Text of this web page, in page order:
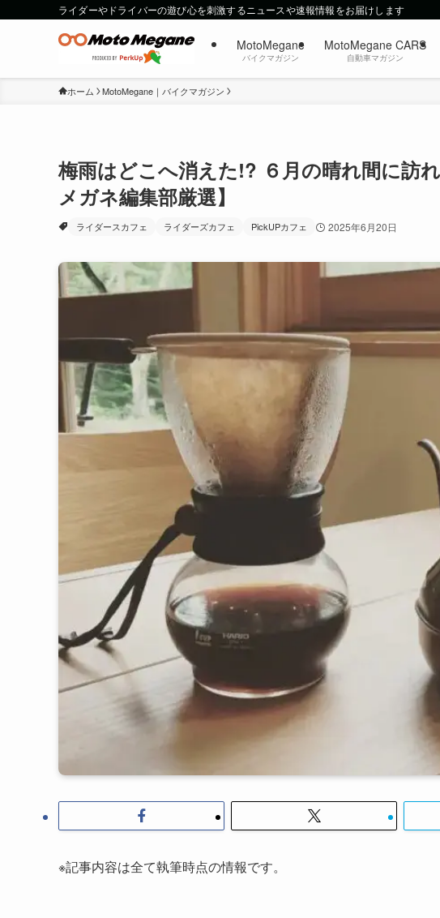
ライダーやドライバーの遊び心を刺激するニュースや速報情報をお届けします
MotoMegane
バイクマガジン
MotoMegane CARS
自動車マガジン
ホーム MotoMegane｜バイクマガジン
梅雨はどこへ消えた!? ６月の晴れ間に訪
メガネ編集部厳選】
ライダースカフェ ライダーズカフェ PickUPカフェ 2025年6月20日
※記事内容は全て執筆時点の情報です。